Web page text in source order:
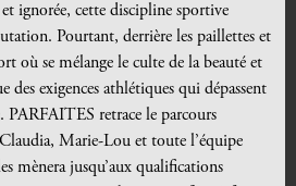
ignorée, cette discipline sportive
Pourtant, derrière les paillettes et
où se mélange le culte de la beauté et
des exigences athlétiques qui dépassent
PARFAITES retrace le parcours
Marie-Lou et toute l’équipe
mènera jusqu’aux qualifications